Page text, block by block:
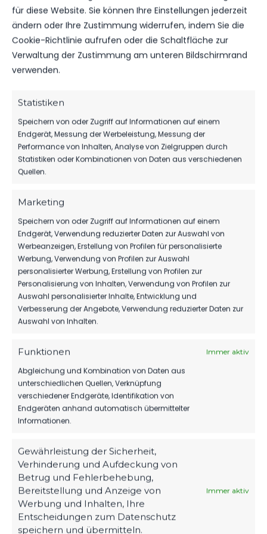
für diese Website. Sie können Ihre Einstellungen jederzeit
ändern oder Ihre Zustimmung widerrufen, indem Sie die
Cookie-Richtlinie aufrufen oder die Schaltfläche zur
Verwaltung der Zustimmung am unteren Bildschirmrand
verwenden.
Statistiken
Speichern von oder Zugriff auf Informationen auf einem
Endgerät, Messung der Werbeleistung, Messung der
Performance von Inhalten, Analyse von Zielgruppen durch
Statistiken oder Kombinationen von Daten aus verschiedenen
Quellen.
Marketing
Speichern von oder Zugriff auf Informationen auf einem
Endgerät, Verwendung reduzierter Daten zur Auswahl von
Werbeanzeigen, Erstellung von Profilen für personalisierte
Werbung, Verwendung von Profilen zur Auswahl
personalisierter Werbung, Erstellung von Profilen zur
Personalisierung von Inhalten, Verwendung von Profilen zur
Auswahl personalisierter Inhalte, Entwicklung und
Verbesserung der Angebote, Verwendung reduzierter Daten zur
Auswahl von Inhalten.
Funktionen Immer aktiv
Abgleichung und Kombination von Daten aus
unterschiedlichen Quellen, Verknüpfung
verschiedener Endgeräte, Identifikation von
Endgeräten anhand automatisch übermittelter
Informationen.
Gewährleistung der Sicherheit,
Verhinderung und Aufdeckung von
Betrug und Fehlerbehebung,
Bereitstellung und Anzeige von
Werbung und Inhalten, Ihre
Entscheidungen zum Datenschutz
speichern und übermitteln.
Immer aktiv
SG Schwanebeck 98
DATUM
SO.., 19.
MÄRZ
2023
SG
Schwanebeck
98
Landesliga
ÄHNLICHE BEITRÄGE
SG Schwanebeck 98 vs
FSV 63 Luckenwalde D1-
Jugend
19. März 2023
Ähnlicher Beitrag
SG Bornim vs FSV 63
Luckenwalde D1-Jugend
15. März 2025
Ähnlicher Beitrag
Jugend
6. Dezember 2025
Ähnlicher Beitrag